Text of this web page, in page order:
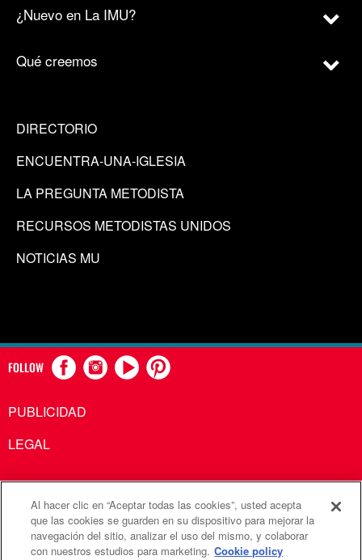
¿Nuevo en La IMU?
Qué creemos
DIRECTORIO
ENCUENTRA-UNA-IGLESIA
LA PREGUNTA METODISTA
RECURSOS METODISTAS UNIDOS
NOTICIAS MU
FOLLOW
PUBLICIDAD
LEGAL
Comunicaciones Metodistas Unidas es una agencia de la
Iglesia Metodista Unida
Al hacer clic en “Aceptar todas las cookies”, usted acepta
que las cookies se guarden en su dispositivo para mejorar la
navegación del sitio, analizar el uso del mismo, y colaborar
con nuestros estudios para marketing. Cookie policy